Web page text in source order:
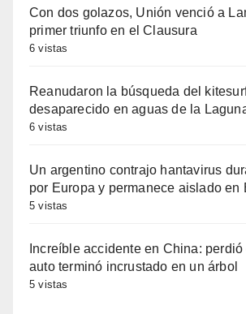
Con dos golazos, Unión venció a
primer triunfo en el Clausura
6 vistas
Reanudaron la búsqueda del
desaparecido en aguas de la
6 vistas
Un argentino contrajo hantavirus
por Europa y permanece aislado en
5 vistas
Increíble accidente en China: perdió
auto terminó incrustado en un árbol
5 vistas